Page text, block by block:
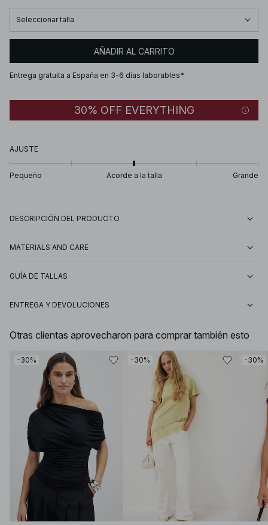
Seleccionar talla
AÑADIR AL CARRITO
Entrega gratuita a España en 3-6 días laborables*
30% OFF EVERYTHING
AJUSTE
Pequeño Acorde a la talla Grande
DESCRIPCIÓN DEL PRODUCTO
MATERIALS AND CARE
GUÍA DE TALLAS
ENTREGA Y DEVOLUCIONES
Otras clientas aprovecharon para comprar también esto
-30% -30% -30%